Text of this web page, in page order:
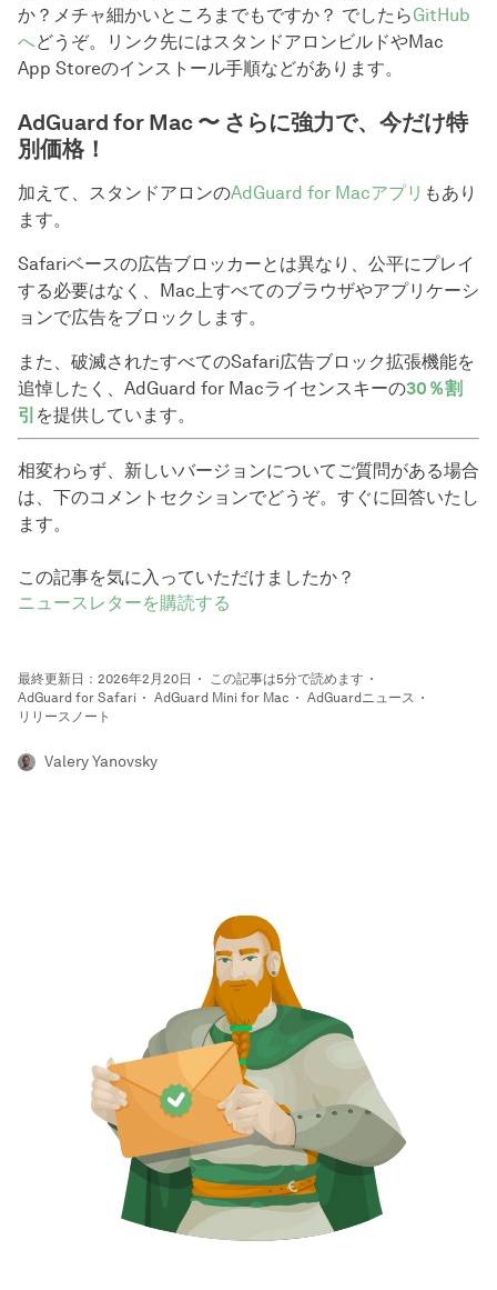
か？メチャ細かいところまでもですか？ でしたらGitHub
へどうぞ。リンク先にはスタンドアロンビルドやMac
App Storeのインストール手順などがあります。
AdGuard for Mac 〜 さらに強力で、今だけ特
別価格！
加えて、スタンドアロンのAdGuard for Macアプリ もあり
ます。
Safariベースの広告ブロッカーとは異なり、公平にプレイ
する必要はなく、Mac上すべてのブラウザやアプリケーシ
ョンで広告をブロックします。
また、破滅されたすべてのSafari広告ブロック拡張機能を
追悼したく、AdGuard for Macライセンスキーの30％割
引 を提供しています。
相変わらず、新しいバージョンについてご質問がある場合
は、下のコメントセクションでどうぞ。すぐに回答いたし
ます。
この記事を気に入っていただけましたか？
ニュースレターを購読する
最終更新日：2026年2月20日
この記事は5分で読めます
AdGuard for Safari
AdGuard Mini for Mac
AdGuardニュース
リリースノート
Valery Yanovsky